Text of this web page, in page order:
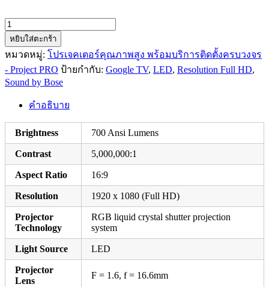
จำนวน
Projector
Epson
EF-
61G
ชิ้น
หยิบใส่ตะกร้า
หมวดหมู่: โปรเจคเตอร์คุณภาพสูง พร้อมบริการติดตั้งครบวงจร
- Project PRO ป้ายกำกับ: Google TV, LED, Resolution Full HD,
Sound by Bose
คำอธิบาย
Brightness 700 Ansi Lumens
Contrast 5,000,000:1
Aspect Ratio 16:9
Resolution 1920 x 1080 (Full HD)
Projector
Technology
RGB liquid crystal shutter projection
system
Light Source LED
Projector
Lens
F = 1.6, f = 16.6mm